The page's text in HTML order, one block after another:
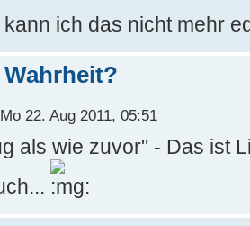
ich das nicht mehr
22. Aug 2011, 05:51
als wie zuvor" - Das ist